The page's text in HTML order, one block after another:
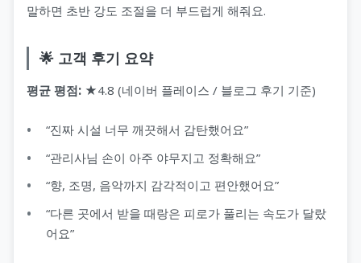
말하면 초반 강도 조절을 더 부드럽게 해줘요.
🌟 고객 후기 요약
평균 평점: ★4.8 (네이버 플레이스 / 블로그 후기 기준)
“진짜 시설 너무 깨끗해서 감탄했어요”
“관리사님 손이 아주 야무지고 정확해요”
“향, 조명, 음악까지 감각적이고 편안했어요”
“다른 곳에서 받을 때랑은 피로가 풀리는 속도가 달랐
어요”